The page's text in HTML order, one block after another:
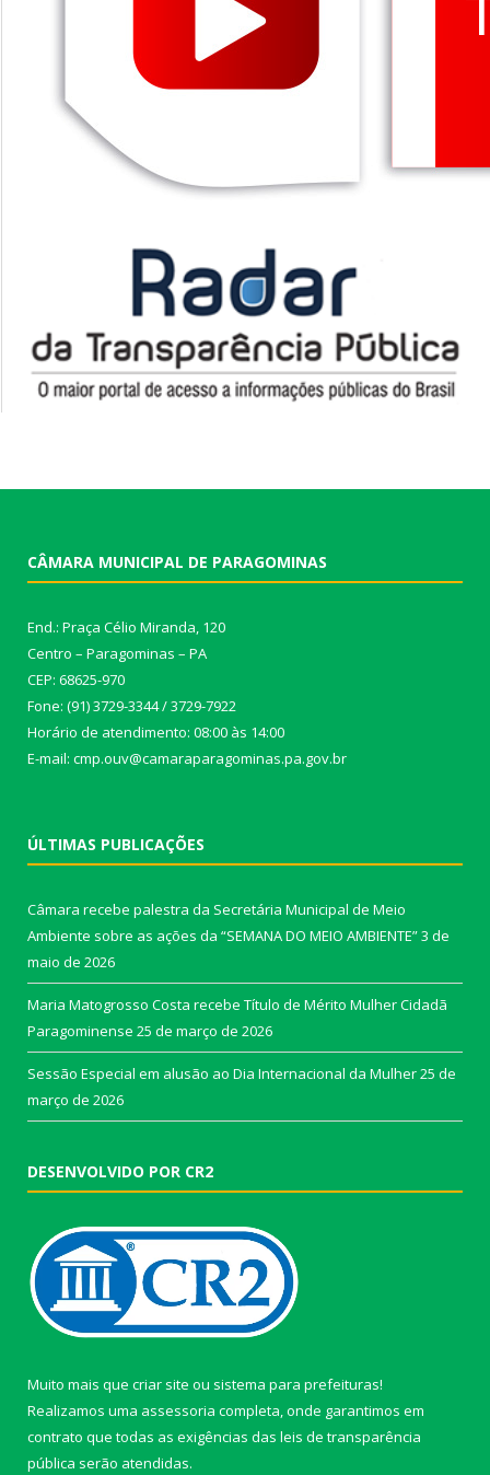
CÂMARA MUNICIPAL DE PARAGOMINAS
End.: Praça Célio Miranda, 120
Centro – Paragominas – PA
CEP: 68625-970
Fone: (91) 3729-3344 / 3729-7922
Horário de atendimento: 08:00 às 14:00
E-mail: cmp.ouv@camaraparagominas.pa.gov.br
ÚLTIMAS PUBLICAÇÕES
Câmara recebe palestra da Secretária Municipal de Meio
Ambiente sobre as ações da “SEMANA DO MEIO AMBIENTE”3 de
maio de 2026
Maria Matogrosso Costa recebe Título de Mérito Mulher Cidadã
Paragominense 25 de março de 2026
Sessão Especial em alusão ao Dia Internacional da Mulher25 de
março de 2026
DESENVOLVIDO POR CR2
Muito mais que criar site ou sistema para prefeituras!
Realizamos uma assessoria completa, onde garantimos em
contrato que todas as exigências das leis de transparência
pública serão atendidas.